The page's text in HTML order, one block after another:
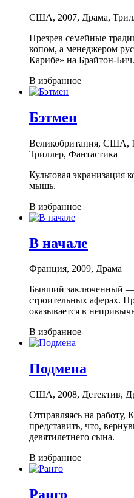
США, 2007, Драма,
Презрев семейные
копом, а менеджером
Карибе» на Брайтон-Бич.
В избранное
Бэтмен
Великобритания, США,
Триллер, Фантастика
Культовая экранизация
мышь.
В избранное
В начале
Франция, 2009, Драма
Бывший заключенный —
строительных аферах.
оказывается в
В избранное
Подмена
США, 2008, Детектив,
Отправляясь на работу,
представить, что,
девятилетнего сына.
В избранное
Ранго